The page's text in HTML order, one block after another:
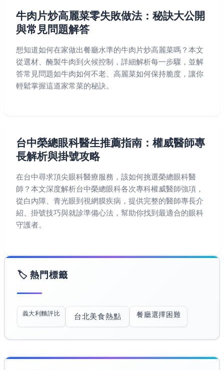
牛肉片炒高麗菜零失敗做法：秘訣大公開
與常見問題解答
想知道如何在家做出餐廳水準的牛肉片炒高麗菜嗎？本文
從選材、醃製牛肉到火候控制，詳細解析每一步驟，並解
答常見問題如牛肉如何不老、高麗菜如何保持脆度，讓你
輕鬆掌握這道家常菜的秘訣。
台中榮總眼科醫生推薦指南：權威醫師專
長解析與掛號攻略
在台中尋求頂尖眼科醫療服務，該如何挑選榮總眼科醫
師？本文深度解析台中榮總眼科各次專科權威醫師強項，
從白內障、青光眼到視網膜疾病，提供完整的醫師專長介
紹、掛號技巧與就診準備心法，幫助你找到最適合的眼科
守護者。
🏷️ 熱門標籤
義大利麵評比 台北美食熱點 餐廳選擇困難